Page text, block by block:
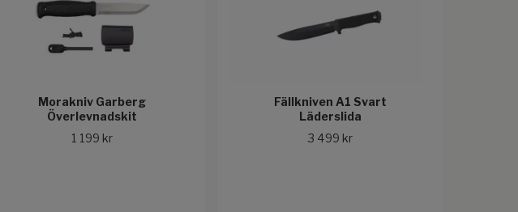
Morakniv Garberg
Överlevnadskit
1 199 kr
Fällkniven A1 Svart
Läderslida
3 499 kr